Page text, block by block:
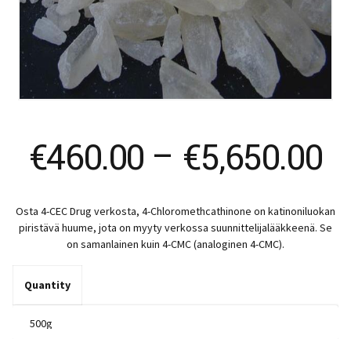
€460.00 – €5,650.00
Osta 4-CEC Drug verkosta, 4-Chloromethcathinone on katinoniluokan
piristävä huume, jota on myyty verkossa suunnittelijalääkkeenä. Se
on samanlainen kuin 4-CMC (analoginen 4-CMC).
Quantity